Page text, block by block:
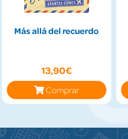
Más allá del recuerdo
13,90€
Comprar